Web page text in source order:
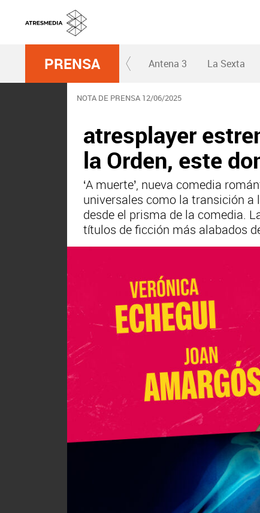
PRENSA Antena 3 La Sexta
NOTA DE PRENSA 12/06/2025
atresplayer
la Orden, este
‘A muerte’, nueva comedia
universales como la transición a
desde el prisma de la comedia.
títulos de ficción más alabados